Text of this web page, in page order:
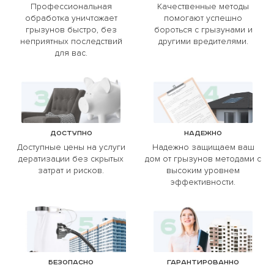
Профессиональная
обработка уничтожает
грызунов быстро, без
неприятных последствий
для вас.
Качественные методы
помогают успешно
бороться с грызунами и
другими вредителями.
Доступно
Доступные цены на услуги
дератизации без скрытых
затрат и рисков.
Надежно
Надежно защищаем ваш
дом от грызунов методами с
высоким уровнем
эффективности.
Безопасно Гарантированно